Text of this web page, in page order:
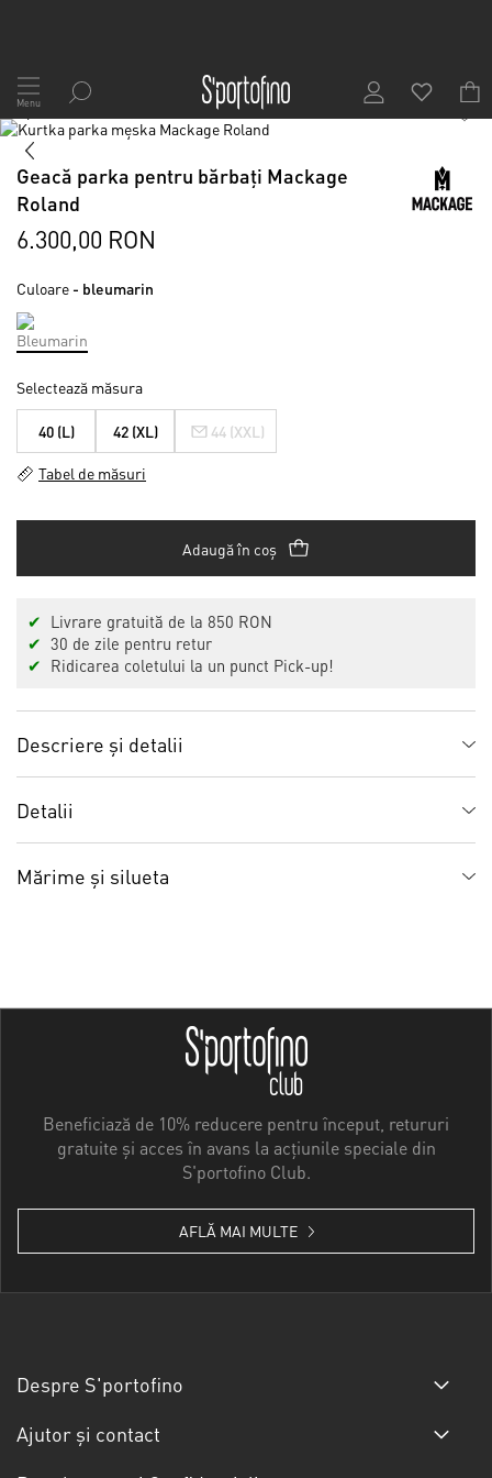
Mergeți
la
Conținut
Menu
Skip
the
end
the
images
1/9
Skip
the
beginning
the
gallery
Geacă parka pentru bărbați Mackage
Roland
6.300,00 RON
Culoare - bleumarin
Selectează măsura
40 (L) 42 (XL) 44 (XXL)
Tabel de măsuri
Adaugă în coș
✔
Livrare gratuită de la 850 RON
✔ 30 de zile pentru retur
✔
Ridicarea coletului la un punct Pick-up!
Descriere și detalii
Detalii
Mărime și silueta
Beneficiază de 10% reducere pentru început, retururi
gratuite și acces în avans la acțiunile speciale din
S'portofino Club.
AFLĂ MAI MULTE
Despre S'portofino
Ajutor și contact